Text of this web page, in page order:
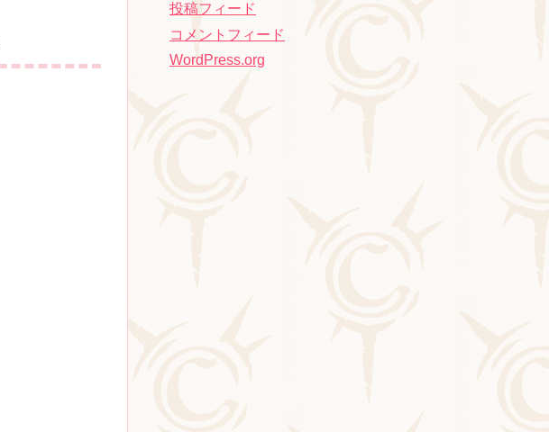
投稿フィード
コメントフィード
WordPress.org